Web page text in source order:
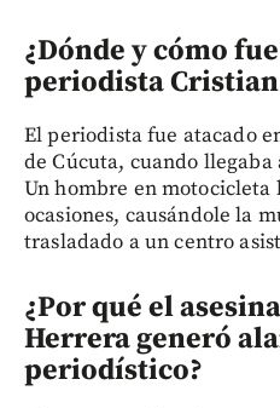
¿Dónde y cómo
periodista
El periodista fue atacado
de Cúcuta, cuando
Un hombre en
ocasiones, causándole la
trasladado a un centro
¿Por qué el
Herrera generó
periodístico?